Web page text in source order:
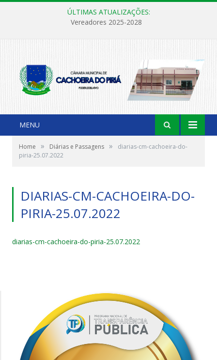
ÚLTIMAS ATUALIZAÇÕES:
Vereadores 2025-2028
MENU
Home » Diárias e Passagens »
diarias-cm-cachoeira-do-
piria-25.07.2022
DIARIAS-CM-CACHOEIRA-DO-
PIRIA-25.07.2022
diarias-cm-cachoeira-do-piria-25.07.2022